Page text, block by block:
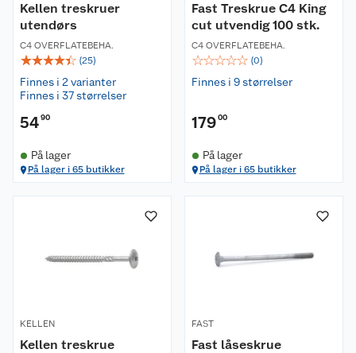
Kellen treskruer
utendørs
C4 OVERFLATEBEHA.
☆☆☆☆☆ (25)
Finnes i 2 varianter
Finnes i 37 størrelser
5490
På lager
På lager i 65 butikker
Fast Treskrue C4 King
cut utvendig 100 stk.
C4 OVERFLATEBEHA.
☆☆☆☆☆ (0)
Finnes i 9 størrelser
17900
På lager
På lager i 65 butikker
KELLEN
Kellen treskrue
FAST
Fast låseskrue